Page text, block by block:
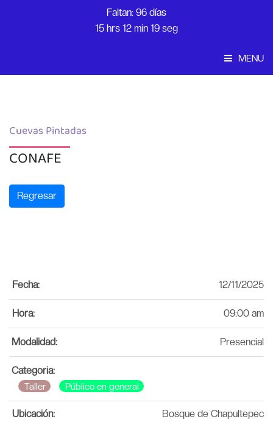
Faltan: 96 días
15 hrs 12 min 19 seg
MENU
Inicio
Cuevas Pintadas
CONAFE
Regresar
Fecha: 12/11/2025
Hora: 09:00 am
Modalidad: Presencial
Categoria:
Taller Público en general
Ubicación: Bosque de Chapultepec